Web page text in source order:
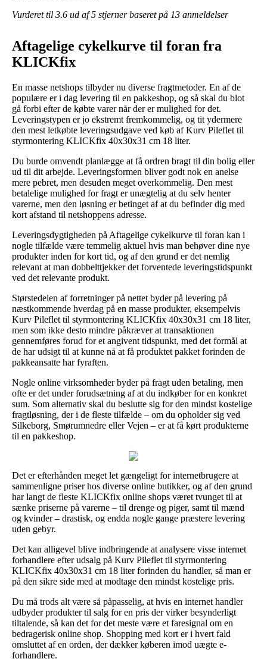
Vurderet til 3.6 ud af 5 stjerner baseret på 13 anmeldelser
Aftagelige cykelkurve til foran fra
KLICKfix
En masse netshops tilbyder nu diverse fragtmetoder. En af de
populære er i dag levering til en pakkeshop, og så skal du blot
gå forbi efter de købte varer når der er mulighed for det.
Leveringstypen er jo ekstremt fremkommelig, og tit ydermere
den mest letkøbte leveringsudgave ved køb af Kurv Pileflet til
styrmontering KLICKfix 40x30x31 cm 18 liter.
Du burde omvendt planlægge at få ordren bragt til din bolig eller
ud til dit arbejde. Leveringsformen bliver godt nok en anelse
mere pebret, men desuden meget overkommelig. Den mest
betalelige mulighed for fragt er unægtelig at du selv henter
varerne, men den løsning er betinget af at du befinder dig med
kort afstand til netshoppens adresse.
Leveringsdygtigheden på Aftagelige cykelkurve til foran kan i
nogle tilfælde være temmelig aktuel hvis man behøver dine nye
produkter inden for kort tid, og af den grund er det nemlig
relevant at man dobbelttjekker det forventede leveringstidspunkt
ved det relevante produkt.
Størstedelen af forretninger på nettet byder på levering på
næstkommende hverdag på en masse produkter, eksempelvis
Kurv Pileflet til styrmontering KLICKfix 40x30x31 cm 18 liter,
men som ikke desto mindre påkræver at transaktionen
gennemføres forud for et angivent tidspunkt, med det formål at
de har udsigt til at kunne nå at få produktet pakket forinden de
pakkeansatte har fyraften.
Nogle online virksomheder byder på fragt uden betaling, men
ofte er det under forudsætning af at du indkøber for en konkret
sum. Som alternativ skal du beslutte sig for den mindst kostelige
fragtløsning, der i de fleste tilfælde – om du opholder sig ved
Silkeborg, Smørumnedre eller Vejen – er at få kørt produkterne
til en pakkeshop.
Det er efterhånden meget let gængeligt for internetbrugere at
sammenligne priser hos diverse online butikker, og af den grund
har langt de fleste KLICKfix online shops været tvunget til at
sænke priserne på varerne – til drenge og piger, samt til mænd
og kvinder – drastisk, og endda nogle gange præstere levering
uden gebyr.
Det kan alligevel blive indbringende at analysere visse internet
forhandlere efter udsalg på Kurv Pileflet til styrmontering
KLICKfix 40x30x31 cm 18 liter forinden du handler, så man er
på den sikre side med at modtage den mindst kostelige pris.
Du må trods alt være så påpasselig, at hvis en internet handler
udbyder produkter til salg for en pris der virker besynderligt
tiltalende, så kan det for det meste være et faresignal om en
bedragerisk online shop. Shopping med kort er i hvert fald
omsluttet af en orden, der dækker køberen imod uægte e-
forhandlere.